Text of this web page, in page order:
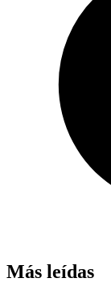
Más leídas